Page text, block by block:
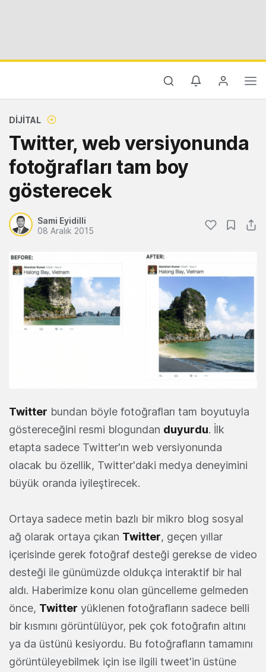
DIJITAL
Twitter, web versiyonunda
fotoğrafları tam boy
gösterecek
Sami Eyidilli
08 Aralık 2015
Twitter bundan böyle fotoğrafları tam boyutuyla
göstereceğini resmi blogundan duyurdu. İlk
etapta sadece Twitter'ın web versiyonunda
olacak bu özellik, Twitter'daki medya deneyimini
büyük oranda iyileştirecek.
Ortaya sadece metin bazlı bir mikro blog sosyal
ağ olarak ortaya çıkan Twitter, geçen yıllar
içerisinde gerek fotoğraf desteği gerekse de video
desteği ile günümüzde oldukça interaktif bir hal
aldı. Haberimize konu olan güncelleme gelmeden
önce, Twitter yüklenen fotoğrafların sadece belli
bir kısmını görüntülüyor, pek çok fotoğrafın altını
ya da üstünü kesiyordu. Bu fotoğrafların tamamını
görüntüleyebilmek için ise ilgili tweet'in üstüne